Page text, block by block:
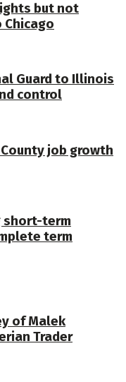
but not
Guard to Illinois
control
job growth
short-term
term
of Malek
Trader